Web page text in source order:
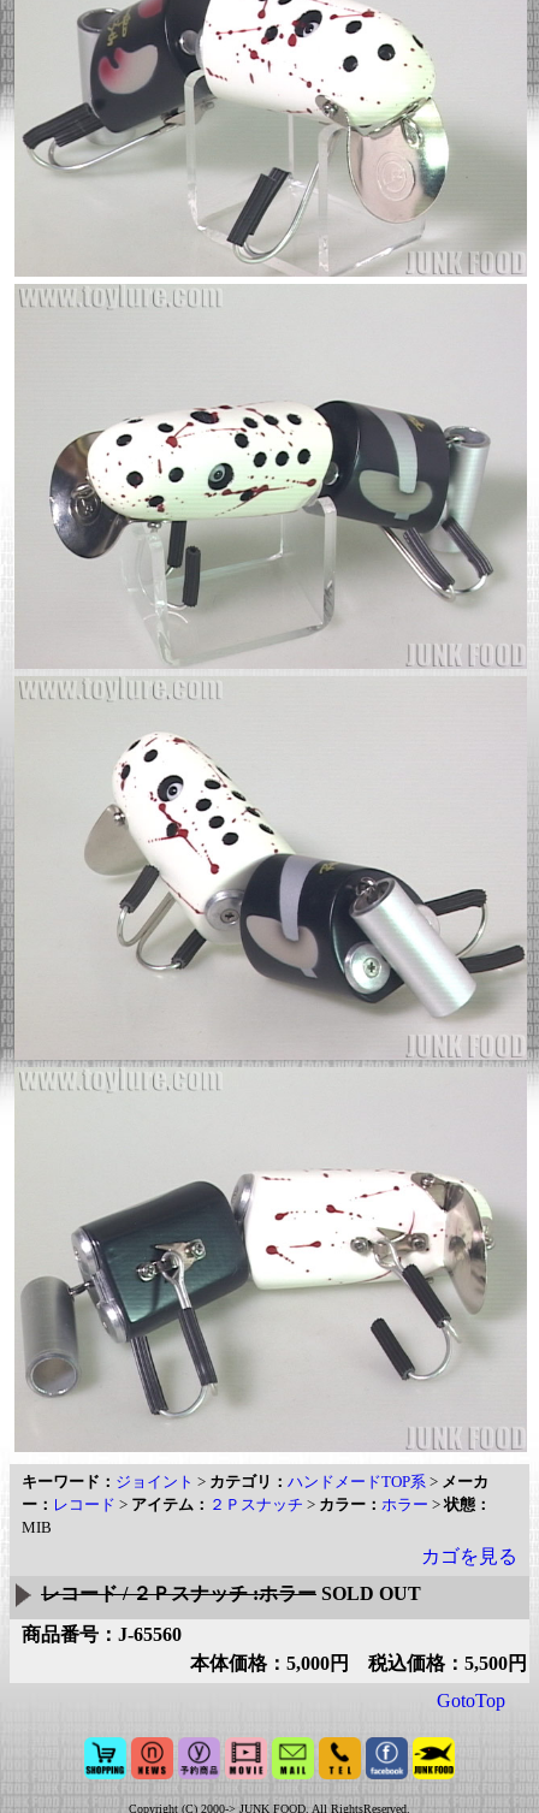
キーワード： ジョイント > カテゴリ： ハンドメードTOP系 > メーカ
ー： レコード > アイテム： ２Ｐスナッチ > カラー： ホラー >状態：
MIB
カゴを見る
レコード / ２Ｐスナッチ :ホラー SOLD OUT
商品番号：J-65560
本体価格：5,000円 税込価格：5,500円
GotoTop
Copyright (C) 2000-> JUNK FOOD. All RightsReserved.